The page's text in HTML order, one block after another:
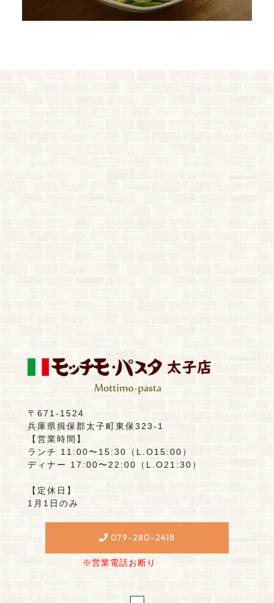
〒671-1524
兵庫県揖保郡太子町東保323-1
【営業時間】
ランチ 11:00〜15:30（L.O15:00）
ディナー 17:00〜22:00（L.O21:30）
【定休日】
1月1日のみ
079-280-2418
※営業電話お断り